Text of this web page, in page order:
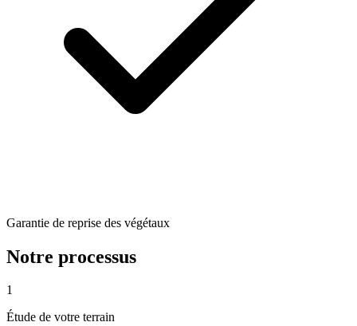
Garantie de reprise des végétaux
Notre processus
1
Étude de votre terrain